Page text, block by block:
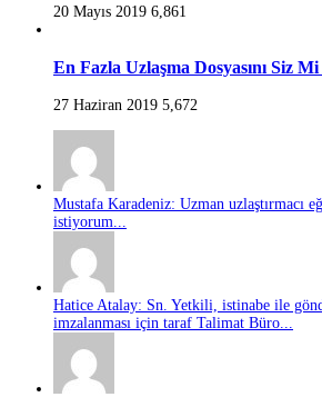
20 Mayıs 2019 6,861
En Fazla Uzlaşma Dosyasını Siz
27 Haziran 2019 5,672
Mustafa Karadeniz: Uzman uzlaştırmacı
istiyorum...
Hatice Atalay: Sn. Yetkili, istinabe ile
imzalanması için taraf Talimat Büro...